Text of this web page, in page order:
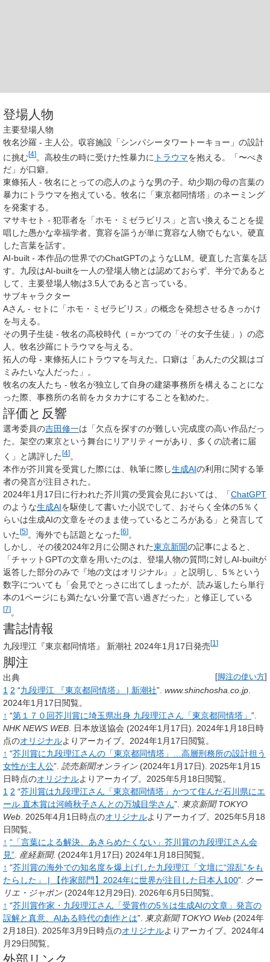
登場人物
主要登場人物
牧名沙羅 - 主人公。収容施設「シンパシータワートーキョー」の設計
に挑む[4] 。高校生の時に受けた性暴力に トラウマを抱える。「〜べき
だ」が口癖。
東條拓人 - 牧名にとっての恋人のような男の子。幼少期の母の言葉の
暴力にトラウマを抱えている。牧名に「東京都同情塔」のネーミング
を発案する。
マサキセト - 犯罪者を「ホモ・ミゼラビリス」と言い換えることを提
唱した愚かな幸福学者。寛容を謳うが単に寛容な人物でもない。硬直
した言葉を話す。
AI-built - 本作品の世界でのChatGPTのようなLLM。硬直した言葉を話
す。九段はAI-builtを一人の登場人物とは認めておらず、半分であると
して、主要登場人物は3.5人であると言っている。
サブキャラクター
Aさん - セトに「ホモ・ミゼラビリス」の概念を発想させるきっかけ
を与える。
その男子生徒 - 牧名の高校時代（＝かつての「その女子生徒」）の恋
人。牧名沙羅にトラウマを与える。
拓人の母 - 東條拓人にトラウマを与えた。口癖は「あんたの父親はゴ
ミみたいな人だった」。
牧名の友人たち - 牧名が独立して自身の建築事務所を構えることにな
った際、事務所の名前をカタカナにすることを勧めた。
評価と反響
選考委員の吉田修一は「欠点を探すのが難しい完成度の高い作品だっ
た。架空の東京という舞台にリアリティーがあり、多くの読者に届
く」と講評した [4] 。
本作が芥川賞を受賞した際には、執筆に際し生成AIの利用に関する筆
者の発言が注目された。
2024年1月17日に行われた芥川賞の受賞会見においては、「ChatGPT
のような生成AIを駆使して書いた小説でして、おそらく全体の5％く
らいは生成AIの文章をそのまま使っているところがある」と発言して
いた[5]。海外でも話題となった[6]。
しかし、その後2024年2月に公開された東京新聞の記事によると、
「チャットGPTの文章を用いたのは、登場人物の質問に対しAI-builtが
返答した部分のみで『地の文はオリジナル』」と説明し、5％という
数字についても「会見でとっさに出てしまったが、読み返したら単行
本の1ページにも満たない分量で言い過ぎだった」と修正している
[7] 。
書誌情報
九段理江『東京都同情塔』 新潮社 2024年1月17日発売[1 ]
脚注
[脚注の使い方]
出典
1 2 “九段理江 『東京都同情塔』 | 新潮社”. www.shinchosha.co.jp
2024年1月17日閲覧。
↑ “第１７０回芥川賞に埼玉県出身 九段理江さん「東京都同情塔」 ”.
NHK NEWS WEB
日本放送協会 (2024年1月17日).
2024年1月18日時
点のオリジナルよりアーカイブ。2024年1月17日閲覧。
↑ “芥川賞に九段理江さんの「東京都同情塔」…高層刑務所の設計担う
女性が主人公”. 読売新聞オンライン (2024年1月17日).
2025年1月15
日時点のオリジナルよりアーカイブ。2025年5月18日閲覧。
1 2 “芥川賞は九段理江さん「東京都同情塔」かつて住んだ石川県にエ
ール 直木賞は河崎秋子さんとの万城目学さん”.
東京新聞 TOKYO
Web 2025年4月1日時点のオリジナルよりアーカイブ。2025年5月18
日閲覧。
↑ “「言葉による解決、あきらめたくない」芥川賞の九段理江さん会
見” 産経新聞. (2024年1月17日) 2024年1月18日閲覧。
↑ “芥川賞の海外での知名度を爆上げした九段理江「文壇に“混乱”をも
たらした」 | 【作家部門】2024年に世界が注目した日本人100”.
クー
リエ・ジャポン (2024年12月29日).
2026年6月5日閲覧。
↑ “芥川賞作家・九段理江さん「受賞作の5％は生成AIの文章」発言の
誤解と真意、AIある時代の創作とは”. 東京新聞 TOKYO Web (2024年
2月18日).
2025年3月9日時点のオリジナルよりアーカイブ。2024年4
月29日閲覧。
外部リンク